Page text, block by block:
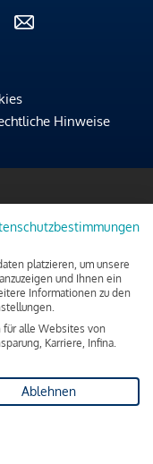
Hinweise
platzieren, um unsere
und Ihnen ein
Informationen zu den
alle Websites von
Karriere, Infina.
Ablehnen